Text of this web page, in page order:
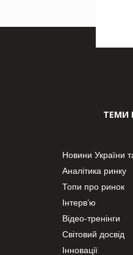
ТЕМИ
Новини України
Аналітика ринку
Топи про ринок
Інтерв’ю
Відео-тренінги
Світовий досвід
Інновації